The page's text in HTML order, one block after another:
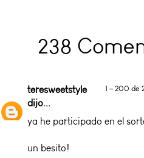
238
1 – 200 de
teresweetstyle
dijo...
ya he participado en el
un besito!